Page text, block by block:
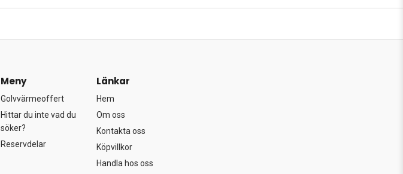
Meny
Golvvärmeoffert
Hittar du inte vad du
söker?
Reservdelar
Länkar
Hem
Om oss
Kontakta oss
Köpvillkor
Handla hos oss